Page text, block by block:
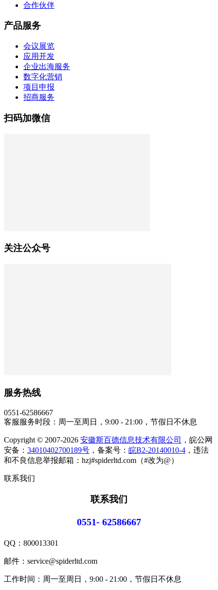
合作伙伴
产品服务
会议展览
应用开发
企业出海服务
数字化营销
项目申报
招商服务
扫码加微信
关注公众号
服务热线
0551-62586667
客服服务时段：周一至周日，9:00 - 21:00，节假日不休息
Copyright © 2007-2026 安徽斯百德信息技术有限公司
，皖公网
安备： 34010402700189号 ，备案号： 皖B2-20140010-4 ，违法
和不良信息举报邮箱：hzj#spiderltd.com（#改为@）
联系我们
联系我们
0551- 62586667
QQ： 800013301
邮件：service@spiderltd.com
工作时间：周一至周日，9:00 - 21:00，节假日不休息